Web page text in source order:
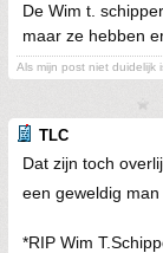
De Wim t.
maar ze hebben
Als mijn post niet duidelijk
TLC
Dat zijn toch
een geweldig
*RIP Wim